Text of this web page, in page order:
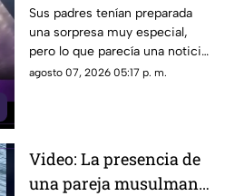
falsa y su reacción se
vuelve inolvidable
Sus padres tenían preparada
una sorpresa muy especial,
pero lo que parecía una noticia
increíble terminó siendo una
agosto 07, 2026 05:17 p. m.
Video: La presencia de
una pareja musulmana